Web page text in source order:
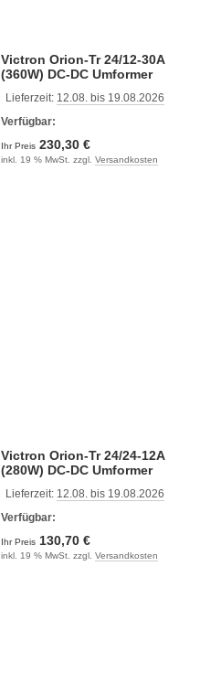
Victron Orion-Tr 24/12-30A
(360W) DC-DC Umformer
Lieferzeit: 12.08. bis 19.08.2026
Verfügbar:
Ihr Preis 230,30 €
inkl. 19 % MwSt. zzgl. Versandkosten
Victron Orion-Tr 24/24-12A
(280W) DC-DC Umformer
Lieferzeit: 12.08. bis 19.08.2026
Verfügbar:
Ihr Preis 130,70 €
inkl. 19 % MwSt. zzgl. Versandkosten